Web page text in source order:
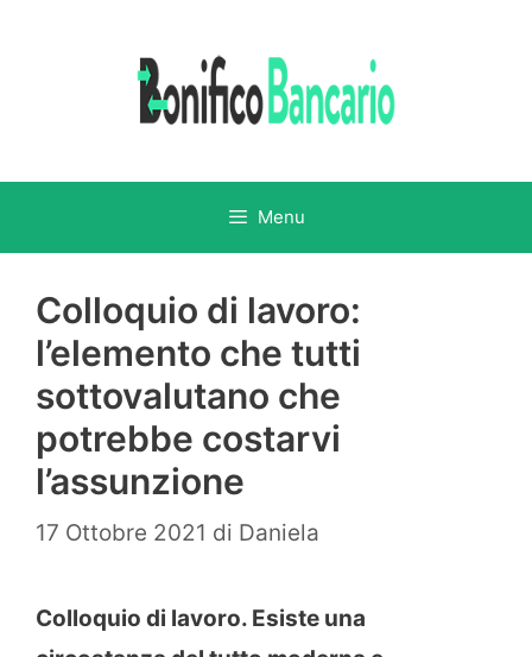
Menu
Colloquio di lavoro:
l’elemento che tutti
sottovalutano che
potrebbe costarvi
l’assunzione
17 Ottobre 2021 di Daniela
Colloquio di lavoro. Esiste una